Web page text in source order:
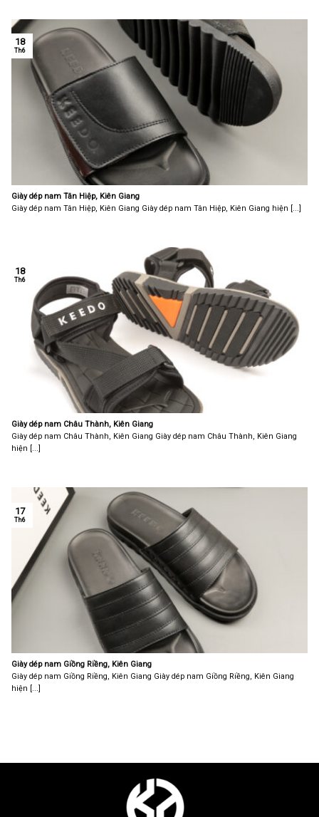
Giày dép nam Tân Hiệp, Kiên Giang
Giày dép nam Tân Hiệp, Kiên Giang Giày dép nam Tân Hiệp, Kiên Giang hiện [...]
18
Th6
Giày dép nam Châu Thành, Kiên Giang
Giày dép nam Châu Thành, Kiên Giang Giày dép nam Châu Thành, Kiên Giang
hiện [...]
18
Th6
Giày dép nam Giồng Riềng, Kiên Giang
Giày dép nam Giồng Riềng, Kiên Giang Giày dép nam Giồng Riềng, Kiên Giang
hiện [...]
17
Th6